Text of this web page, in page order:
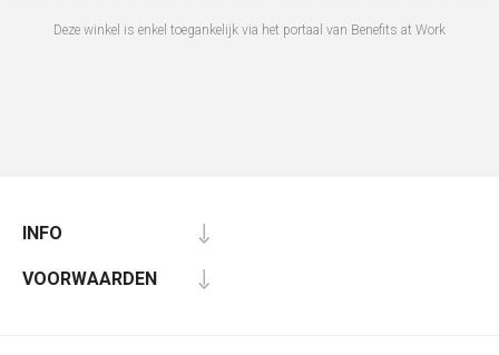
Deze winkel is enkel toegankelijk via het portaal van Benefits at Work
INFO
VOORWAARDEN